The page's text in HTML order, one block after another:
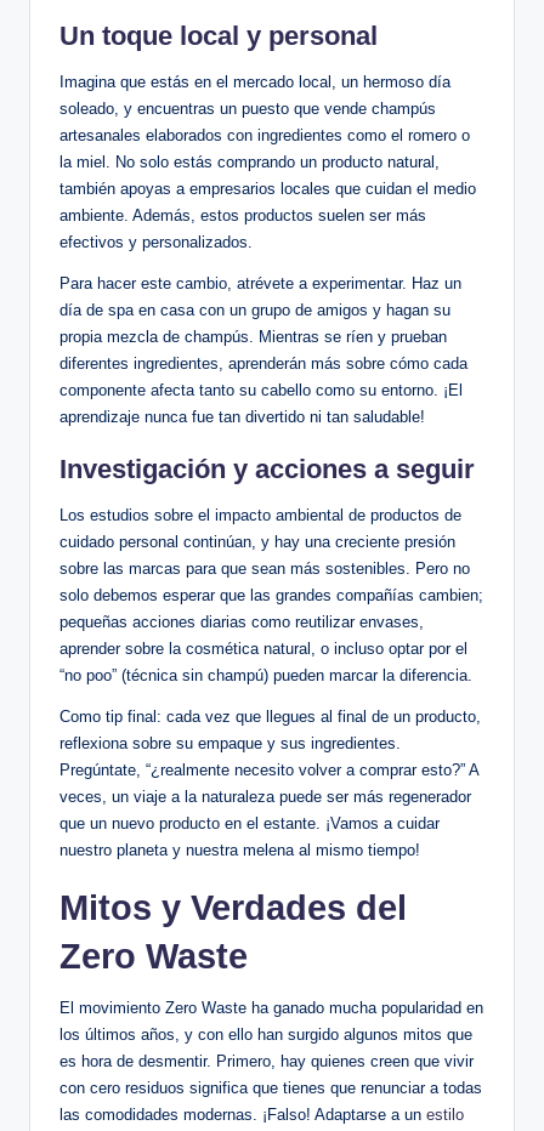
Un toque local y personal
Imagina que estás en el mercado local, un hermoso día
soleado, y encuentras un puesto que vende champús
artesanales elaborados con ingredientes como el romero o
la miel. No solo estás comprando un producto natural,
también apoyas a empresarios locales que cuidan el medio
ambiente. Además, estos productos suelen ser más
efectivos y personalizados.
Para hacer este cambio, atrévete a experimentar. Haz un
día de spa en casa con un grupo de amigos y hagan su
propia mezcla de champús. Mientras se ríen y prueban
diferentes ingredientes, aprenderán más sobre cómo cada
componente afecta tanto su cabello como su entorno. ¡El
aprendizaje nunca fue tan divertido ni tan saludable!
Investigación y acciones a seguir
Los estudios sobre el impacto ambiental de productos de
cuidado personal continúan, y hay una creciente presión
sobre las marcas para que sean más sostenibles. Pero no
solo debemos esperar que las grandes compañías cambien;
pequeñas acciones diarias como reutilizar envases,
aprender sobre la cosmética natural, o incluso optar por el
“no poo” (técnica sin champú) pueden marcar la diferencia.
Como tip final: cada vez que llegues al final de un producto,
reflexiona sobre su empaque y sus ingredientes.
Pregúntate, “¿realmente necesito volver a comprar esto?” A
veces, un viaje a la naturaleza puede ser más regenerador
que un nuevo producto en el estante. ¡Vamos a cuidar
nuestro planeta y nuestra melena al mismo tiempo!
Mitos y Verdades del
Zero Waste
El movimiento Zero Waste ha ganado mucha popularidad en
los últimos años, y con ello han surgido algunos mitos que
es hora de desmentir. Primero, hay quienes creen que vivir
con cero residuos significa que tienes que renunciar a todas
las comodidades modernas. ¡Falso! Adaptarse a un estilo